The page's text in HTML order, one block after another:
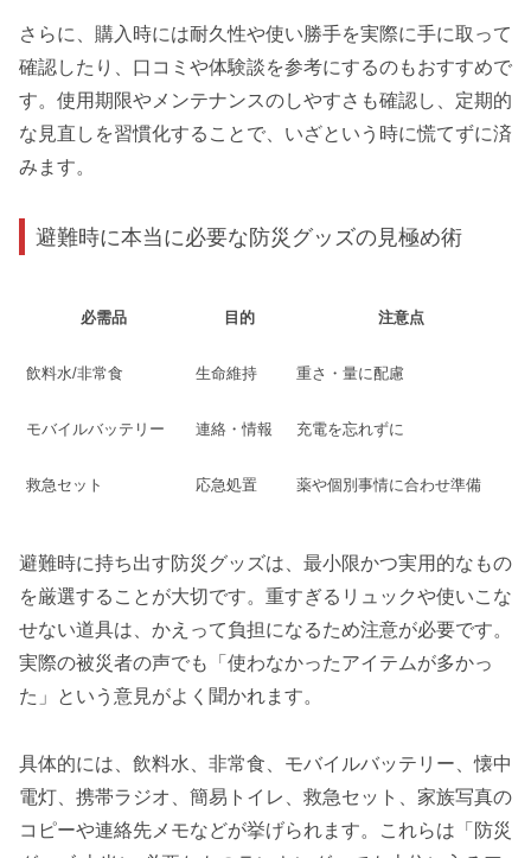
さらに、購入時には耐久性や使い勝手を実際に手に取って
確認したり、口コミや体験談を参考にするのもおすすめで
す。使用期限やメンテナンスのしやすさも確認し、定期的
な見直しを習慣化することで、いざという時に慌てずに済
みます。
避難時に本当に必要な防災グッズの見極め術
必需品 目的 注意点
飲料水/非常食 生命維持 重さ・量に配慮
モバイルバッテリー 連絡・情報 充電を忘れずに
救急セット 応急処置 薬や個別事情に合わせ準備
避難時に持ち出す防災グッズは、最小限かつ実用的なもの
を厳選することが大切です。重すぎるリュックや使いこな
せない道具は、かえって負担になるため注意が必要です。
実際の被災者の声でも「使わなかったアイテムが多かっ
た」という意見がよく聞かれます。
具体的には、飲料水、非常食、モバイルバッテリー、懐中
電灯、携帯ラジオ、簡易トイレ、救急セット、家族写真の
コピーや連絡先メモなどが挙げられます。これらは「防災